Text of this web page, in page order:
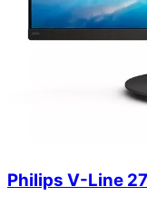
Philips V-Line